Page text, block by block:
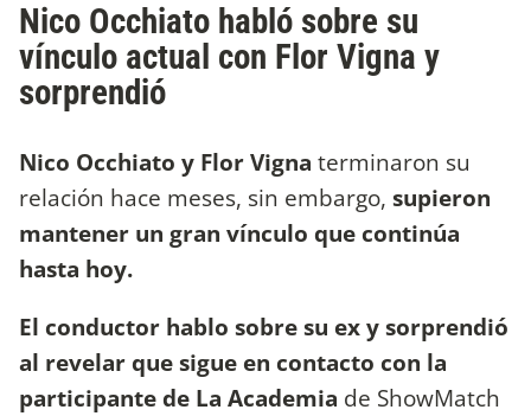
Nico Occhiato habló sobre su
vínculo actual con Flor Vigna y
sorprendió
Nico Occhiato y Flor Vigna terminaron su
relación hace meses, sin embargo, supieron
mantener un gran vínculo que continúa
hasta hoy.
El conductor hablo sobre su ex y sorprendió
al revelar que sigue en contacto con la
participante de La Academia de ShowMatch